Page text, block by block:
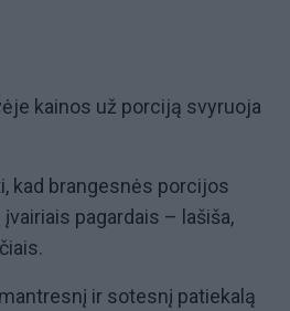
kainos už porciją svyruoja
kad brangesnės porcijos
pagardais – lašiša,
ir sotesnį patiekalą